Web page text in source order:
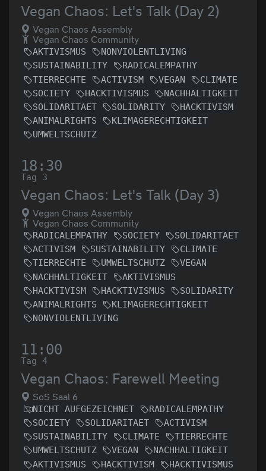
Vegan Chaos: Let's Talk (Day 2)
Vegan Chaos Assembly
Vegan Chaos Community
AKTIVISMUS
NONVIOLENTLIVING
SUSTAINABILITY
RADICALEMPATHY
TIERRECHTE
ACTIVISM VEGAN
CLIMATE
SOCIETY
HACKTIVISMUS
NACHHALTIGKEIT
SOLIDARITAET
SOLIDARITY
HACKTIVISM
ANIMALRIGHTS
KLIMAGERECHTIGKEIT
UMWELTSCHUTZ
18:30
Tag 3
Vegan Chaos: Let's Talk (Day 3)
Vegan Chaos Assembly
Vegan Chaos Community
RADICALEMPATHY SOCIETY
SOLIDARITAET
ACTIVISM
SUSTAINABILITY
CLIMATE
TIERRECHTE
UMWELTSCHUTZ
VEGAN
NACHHALTIGKEIT
AKTIVISMUS
HACKTIVISM
HACKTIVISMUS
SOLIDARITY
ANIMALRIGHTS
KLIMAGERECHTIGKEIT
NONVIOLENTLIVING
11:00
Tag 4
Vegan Chaos: Farewell Meeting
SoS Saal 6
NICHT AUFGEZEICHNET
RADICALEMPATHY
SOCIETY
SOLIDARITAET
ACTIVISM
SUSTAINABILITY
CLIMATE
TIERRECHTE
UMWELTSCHUTZ
VEGAN
NACHHALTIGKEIT
AKTIVISMUS
HACKTIVISM HACKTIVISMUS